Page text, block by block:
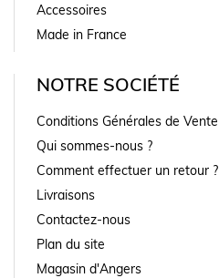
Accessoires
Made in France
NOTRE SOCIÉTÉ
Conditions Générales de Vente
Qui sommes-nous ?
Comment effectuer un retour ?
Livraisons
Contactez-nous
Plan du site
Magasin d'Angers